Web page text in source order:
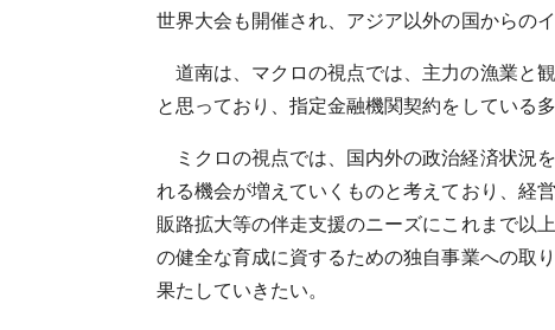
世界大会も開催され、アジア以外の国からの
道南は、マクロの視点では、主力の漁業と
と思っており、指定金融機関契約をしている
ミクロの視点では、国内外の政治経済状況
れる機会が増えていくものと考えており、経
販路拡大等の伴走支援のニーズにこれまで以
の健全な育成に資するための独自事業への取
果たしていきたい。